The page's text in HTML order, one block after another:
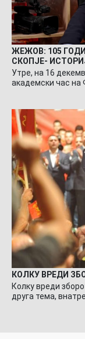
ЖЕЖОВ: 105
СКОПЈЕ-
Утре, на 16
академски час на
КОЛКУ ВРЕДИ
Колку вреди
друга тема,